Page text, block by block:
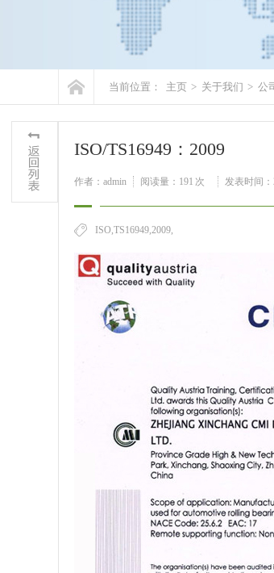
当前位置： 主页 > 关于我们 > 公
ISO/TS16949：2009
作者：admin 阅读量： 191 次 发表时间：
ISO,TS16949,2009,